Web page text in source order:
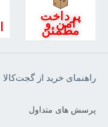
پرداخت
امن و
مطمئن
راهنمای خرید از گجت‌کالا
پرسش های متداول